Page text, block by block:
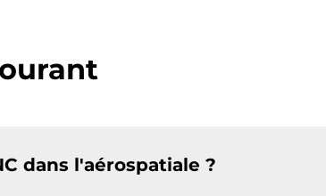
dans l'aérospatiale ?